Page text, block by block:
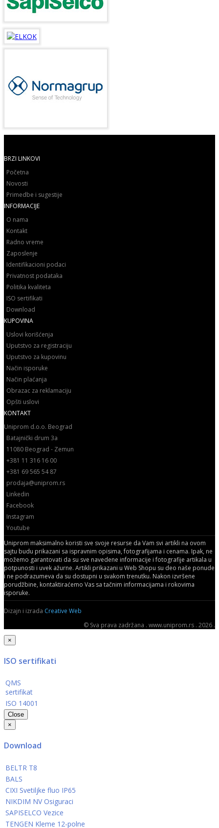
BRZI LINKOVI
Početna
Novosti
Primedbe i sugestije
INFORMACIJE
O nama
Kontakt
Radno vreme
Zaposlenje
Identifikacioni podaci
Privatnost podataka
Politika kvaliteta
ISO sertifikati
Download
KUPOVINA
Uslovi korišćenja
Uputstvo za registraciju
Uputstvo za kupovinu
Način isporuke
Način plaćanja
Obrazac za reklamaciju
Opšti uslovi
KONTAKT
Uniprom d.o.o. Beograd
Batajnički drum 3a
11080 Beograd - Zemun
+381 11 316 16 00
+381 69 565 54 87
prodaja@uniprom.rs
Linkedin
Facebook
Instagram
Youtube
Uniprom maksimalno koristi sve svoje resurse da Vam svi artikli na ovom
sajtu budu prikazani sa ispravnim opisima, fotografijama i cenama. Ipak, ne
možemo garantovati da su sve navedene informacije i fotografije artikala u
potpunosti i uvek ažurne. Artikli prikazani u Web Shopu su deo naše ponude
i ne podrazumeva da su dostupni u svakom trenutku. Nakon izvršene
porudžbine, kontaktiraćemo Vas sa tačnim informacijama i rokovima
isporuke.
Dizajn i izrada Creative Web
© Sva prava zadržana . www.uniprom.rs . 2026 .
×
ISO sertifikati
QMS
sertifikat
ISO 14001
Close
×
Download
BELTR T8
BALS
CIXI Svetiljke fluo IP65
NIKDIM NV Osiguraci
SAPISELCO Vezice
TENGEN Kleme 12-polne